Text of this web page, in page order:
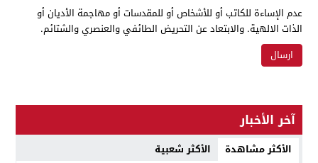
عدم الإساءة للكاتب أو للأشخاص أو للمقدسات أو مهاجمة الأديان أو
الذات الالهية. والابتعاد عن التحريض الطائفي والعنصري والشتائم.
آخر الأخبار
الأكثر مشاهدة الأكثر شعبية